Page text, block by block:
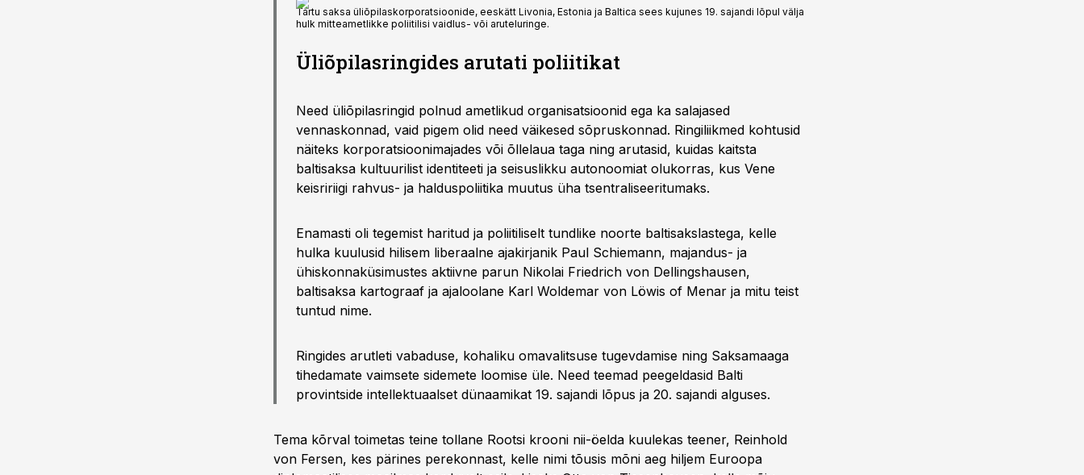
Tartu saksa üliõpilaskorporatsioonide, eeskätt Livonia, Estonia ja Baltica sees kujunes 19. sajandi lõpul välja
hulk mitteametlikke poliitilisi vaidlus- või aruteluringe.
Üliõpilasringides arutati poliitikat
Need üliõpilasringid polnud ametlikud organisatsioonid ega ka salajased
vennaskonnad, vaid pigem olid need väikesed sõpruskonnad. Ringiliikmed kohtusid
näiteks korporatsiooni­majades või õllelaua taga ning arutasid, kuidas kaitsta
baltisaksa kultuurilist identiteeti ja seisuslikku autonoomiat olukorras, kus Vene
keisririigi rahvus- ja halduspoliitika muutus üha tsentraliseeritumaks.
Enamasti oli tegemist haritud ja poliitiliselt tundlike noorte balti­sakslastega, kelle
hulka kuulusid hilisem liberaalne ajakirjanik Paul Schiemann, majandus- ja
ühiskonnaküsimustes aktiivne parun Nikolai Friedrich von Dellingshausen,
baltisaksa kartograaf ja ajaloolane Karl Woldemar von Löwis of Menar ja mitu teist
tuntud nime.
Ringides arutleti vabaduse, kohaliku omavalitsuse tugevdamise ning Saksamaaga
tihedamate vaimsete sidemete loomise üle. Need teemad peegeldasid Balti
provintside intellektuaalset dünaamikat 19. sajandi lõpus ja 20. sajandi alguses.
Tema kõrval toimetas teine tollane Rootsi krooni nii-öelda kuulekas teener, Reinhold
von Fersen, kes pärines pere­konnast, kelle nimi tõusis mõni aeg hiljem Euroopa